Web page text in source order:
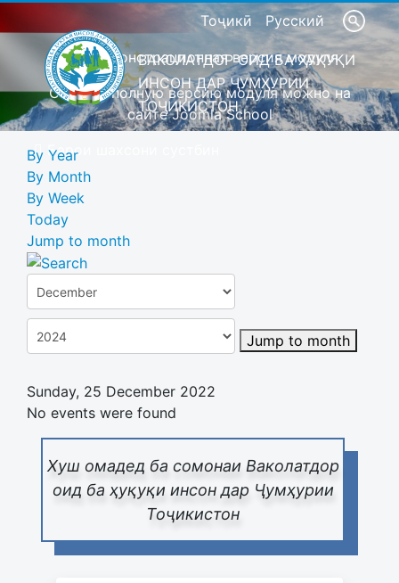
Тоҷикӣ Русский
Это демонстрационная версия модуля
Скачать полную версию модуля можно на
сайте Joomla School
Барои шахсони сустбин
ВАКОЛАТДОР ОИД БА ҲУҚУҚИ
ИНСОН ДАР ҶУМҲУРИИ
ТОҶИКИСТОН
Хуш омадед ба сомонаи Ваколатдор
оид ба ҳуқуқи инсон дар Ҷумҳурии
Тоҷикистон
By Year
By Month
By Week
Today
Jump to month
Jump to month
Sunday, 25 December 2022
No events were found